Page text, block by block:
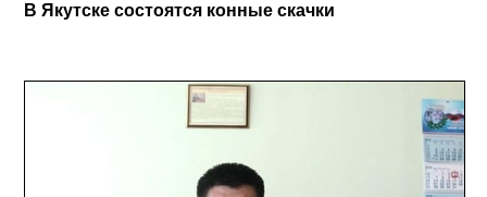
В Якутске состоятся конные скачки